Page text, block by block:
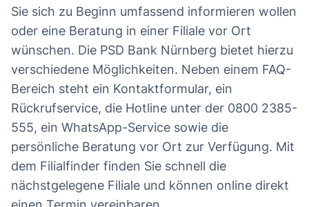
Sie sich zu Beginn umfassend informieren wollen
oder eine Beratung in einer Filiale vor Ort
wünschen. Die PSD Bank Nürnberg bietet hierzu
verschiedene Möglichkeiten. Neben einem FAQ-
Bereich steht ein Kontaktformular, ein
Rückrufservice, die Hotline unter der 0800 2385-
555, ein WhatsApp-Service sowie die
persönliche Beratung vor Ort zur Verfügung. Mit
dem Filialfinder finden Sie schnell die
nächstgelegene Filiale und können online direkt